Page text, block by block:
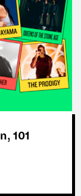
101